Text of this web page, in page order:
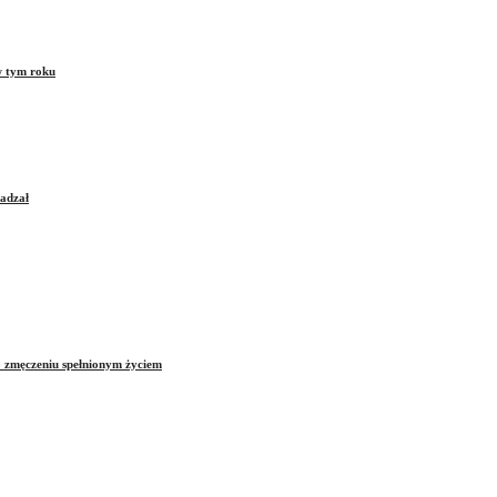
tym roku
spełnionym życiem